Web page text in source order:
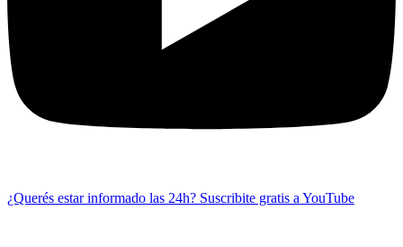
¿Querés estar informado las 24h? Suscribite gratis a YouTube